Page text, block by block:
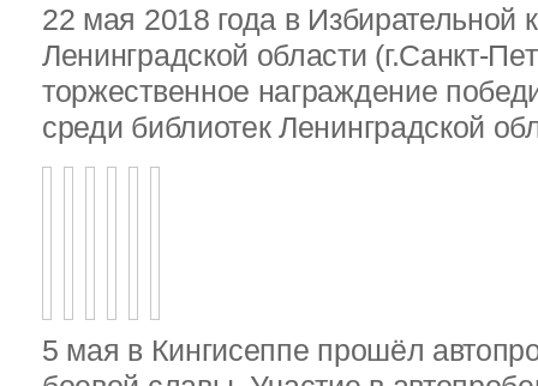
22 мая 2018 года в Избирательной
Ленинградской области (г.Санкт-
торжественное награждение
среди библиотек Ленинградской
5 мая в Кингисеппе прошёл